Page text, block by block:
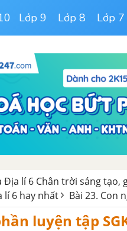
Lớp 9 Lớp 8 Lớp 7
Địa lí 6 Chân trời sáng tạo,
lí 6 hay nhất
Bài 23. Con
luyện tập